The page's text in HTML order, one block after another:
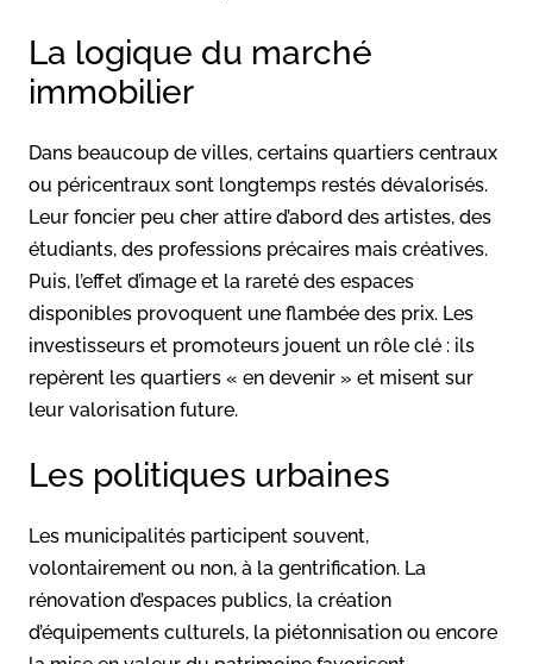
La logique du marché
immobilier
Dans beaucoup de villes, certains quartiers centraux
ou péricentraux sont longtemps restés dévalorisés.
Leur foncier peu cher attire d’abord des artistes, des
étudiants, des professions précaires mais créatives.
Puis, l’effet d’image et la rareté des espaces
disponibles provoquent une flambée des prix. Les
investisseurs et promoteurs jouent un rôle clé : ils
repèrent les quartiers « en devenir » et misent sur
leur valorisation future.
Les politiques urbaines
Les municipalités participent souvent,
volontairement ou non, à la gentrification. La
rénovation d’espaces publics, la création
d’équipements culturels, la piétonnisation ou encore